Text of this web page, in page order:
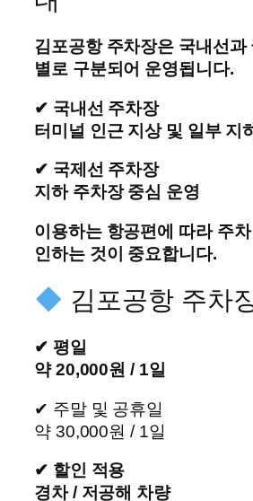
김포공항 주차장은 국내선과
별로 구분되어 운영됩니다.
✔ 국내선 주차장
터미널 인근 지상 및 일부 지
✔ 국제선 주차장
지하 주차장 중심 운영
이용하는 항공편에 따라 주
인하는 것이 중요합니다.
김포공항 주차
✔ 평일
약 20,000원 / 1일
✔ 주말 및 공휴일
약 30,000원 / 1일
✔ 할인 적용
경차 / 저공해 차량